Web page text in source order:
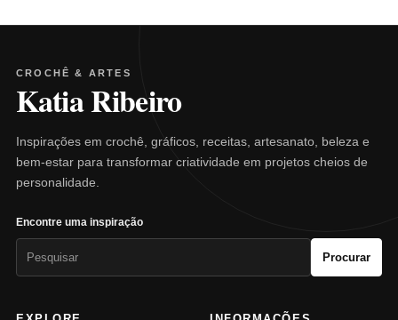
CROCHÊ & ARTES
Katia Ribeiro
Inspirações em crochê, gráficos, receitas, artesanato, beleza e
bem-estar para transformar criatividade em projetos cheios de
personalidade.
Encontre uma inspiração
Procurar